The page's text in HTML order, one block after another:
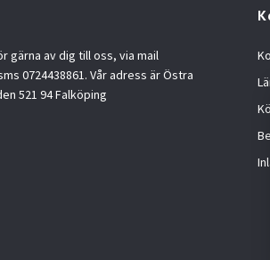
gärna av dig till oss, via mail
0724438861. Vår adress är Östra
521 94 Falköping